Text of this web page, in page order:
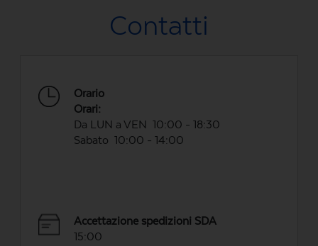
Contatti
Orario
Orari:
Da LUN a VEN 10:00 - 18:30
Sabato 10:00 - 14:00
Accettazione spedizioni SDA
15:00